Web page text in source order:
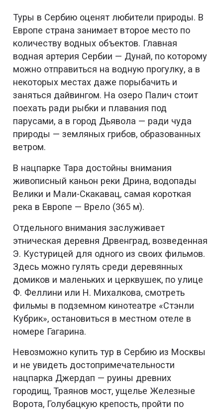
Туры в Сербию оценят любители природы. В
Европе страна занимает второе место по
количеству водных объектов. Главная
водная артерия Сербии — Дунай, по которому
можно отправиться на водную прогулку, а в
некоторых местах даже порыбачить и
заняться дайвингом. На озеро Палич стоит
поехать ради рыбки и плавания под
парусами, а в город Дьявола — ради чуда
природы — земляных грибов, образованных
ветром.
В нацпарке Тара достойны внимания
живописный каньон реки Дрина, водопады
Велики и Мали-Скакавац, самая короткая
река в Европе — Врело (365 м).
Отдельного внимания заслуживает
этническая деревня Дрвенград, возведенная
Э. Кустурицей для одного из своих фильмов.
Здесь можно гулять среди деревянных
домиков и маленьких и церквушек, по улице
Ф. Феллини или Н. Михалкова, смотреть
фильмы в подземном кинотеатре «Стэнли
Кубрик», остановиться в местном отеле в
номере Гагарина.
Невозможно купить тур в Сербию из Москвы
и не увидеть достопримечательности
нацпарка Джердап — руины древних
городищ, Траянов мост, ущелье Железные
Ворота, Голубацкую крепость, пройти по